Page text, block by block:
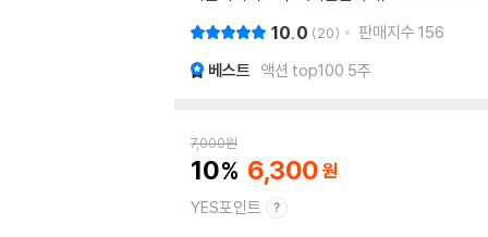
10.0 20 판매지수 156
베스트 액션 top100 5주
7,000원
10 6,300
YES포인트